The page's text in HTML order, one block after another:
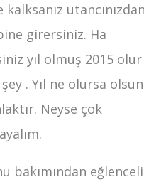
kalksanız utancınızdan
girersiniz. Ha
yıl olmuş 2015 olur
. Yıl ne olursa olsun
Neyse çok
bakımından eğlenceli